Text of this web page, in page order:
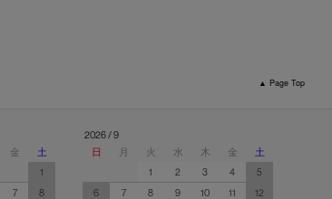
▲ Page Top
金
土
1
7
8
2026 / 9
日
月 火 水 木 金
土
1
2 3 4
5
6
7 8 9 10 11
12